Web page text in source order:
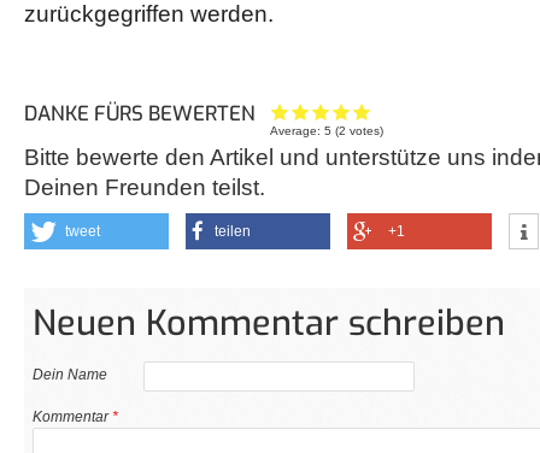
zurückgegriffen werden.
DANKE FÜRS BEWERTEN
Average:5 (2 votes)
Bitte bewerte den Artikel und unterstütze uns
Deinen Freunden teilst.
tweet teilen +1
Neuen Kommentar schreiben
Dein Name
Kommentar*